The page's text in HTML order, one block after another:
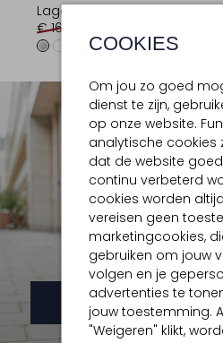
COOKIES
Om jou zo goed
dienst te zijn,
op onze website.
analytische cookies
dat de website
continu verbeterd
cookies worden
vereisen geen
marketingcookies,
gebruiken om jouw
volgen en je
advertenties te
jouw toestemming.
"Weigeren" klikt,
Lage sneakers
€ 169,99
ONTDEK DE
Dames